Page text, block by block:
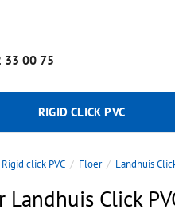
33 00 75
RIGID CLICK PVC
Rigid click PVC Floer Landhuis
Landhuis Click